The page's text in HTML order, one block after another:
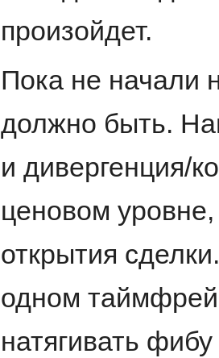
произойдет.
Пока не начали
должно быть.
и дивергенция/
ценовом
открытия
одном
натягивать